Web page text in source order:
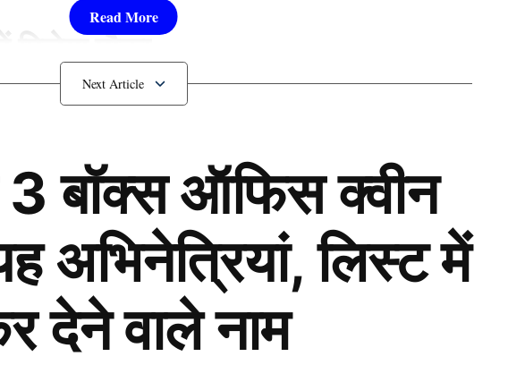
मिलेगा मौका
3 बॉक्स ऑफिस क्वीन
अभिनेत्रियां, लिस्ट में
देने वाले नाम